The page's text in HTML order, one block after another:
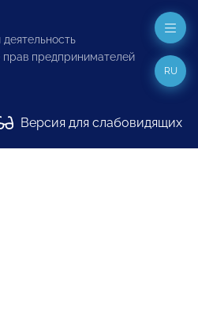
предпринимателей
Версия для слабовидящих
RU